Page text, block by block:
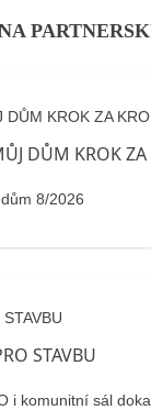
DŮM KROK ZA
8/2026
i komunitní sál